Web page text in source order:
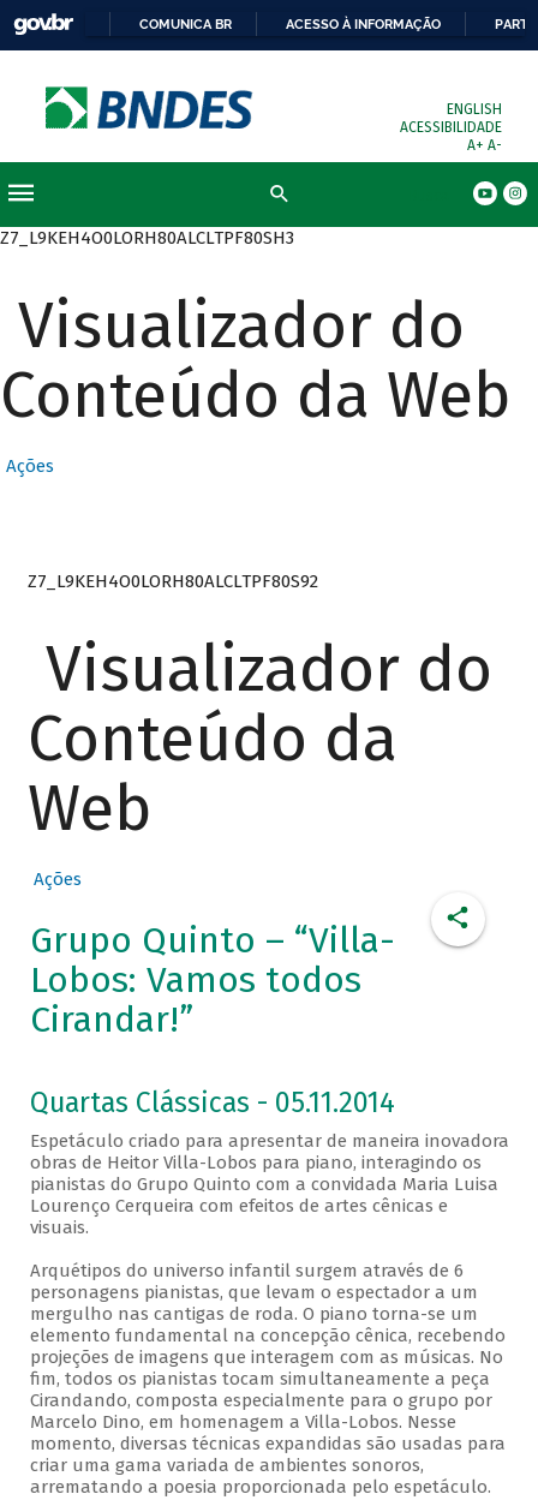
COMUNICA BR ACESSO À INFORMAÇÃO
ENGLISH
ACESSIBILIDADE
A+ A-
Z7_L9KEH4O0LORH80ALCLTPF80SH3
Visualizador do
Conteúdo da Web
Ações
Z7_L9KEH4O0LORH80ALCLTPF80S92
Visualizador do
Conteúdo da
Web
Ações
Grupo Quinto – “Villa-
Lobos: Vamos todos
Cirandar!”
Quartas Clássicas - 05.11.2014
Espetáculo criado para apresentar de maneira inovadora
obras de Heitor Villa-Lobos para piano, interagindo os
pianistas do Grupo Quinto com a convidada Maria Luisa
Lourenço Cerqueira com efeitos de artes cênicas e
visuais.
Arquétipos do universo infantil surgem através de 6
personagens pianistas, que levam o espectador a um
mergulho nas cantigas de roda. O piano torna-se um
elemento fundamental na concepção cênica, recebendo
projeções de imagens que interagem com as músicas. No
fim, todos os pianistas tocam simultaneamente a peça
Cirandando, composta especialmente para o grupo por
Marcelo Dino, em homenagem a Villa-Lobos. Nesse
momento, diversas técnicas expandidas são usadas para
criar uma gama variada de ambientes sonoros,
arrematando a poesia proporcionada pelo espetáculo.